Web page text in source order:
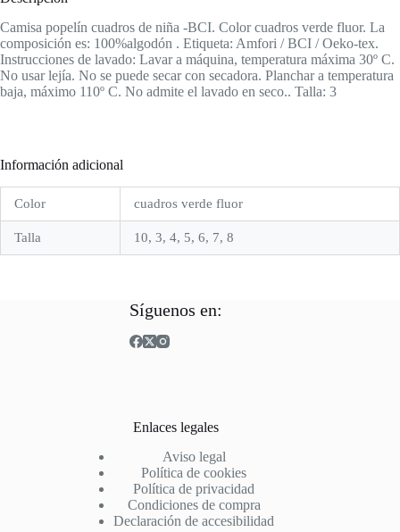
Camisa popelín cuadros de niña -BCI. Color cuadros verde fluor. La
composición es: 100%algodón . Etiqueta: Amfori / BCI / Oeko-tex.
Instrucciones de lavado: Lavar a máquina, temperatura máxima 30º C.
No usar lejía. No se puede secar con secadora. Planchar a temperatura
baja, máximo 110º C. No admite el lavado en seco.. Talla: 3
Información adicional
Color cuadros verde fluor
Talla 10, 3, 4, 5, 6, 7, 8
Síguenos en:
Enlaces legales
Aviso legal
Política de cookies
Política de privacidad
Condiciones de compra
Declaración de accesibilidad